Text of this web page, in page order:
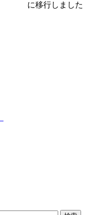
に移行しました